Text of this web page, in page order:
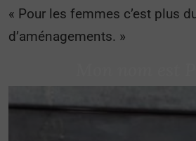
« Pour les femmes c’est plus
d’aménagements. »